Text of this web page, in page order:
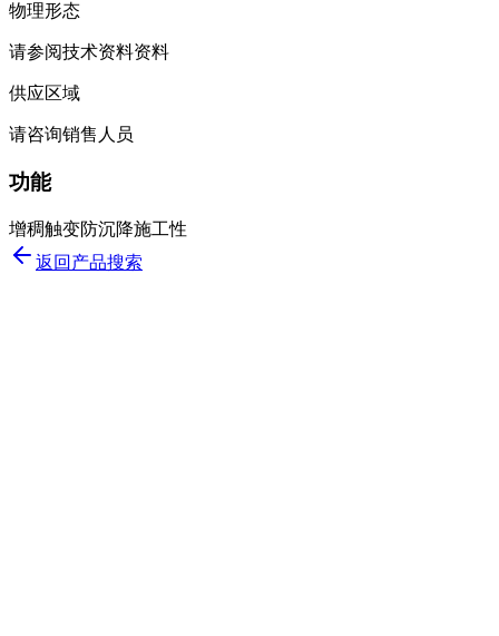
物理形态
请参阅技术资料资料
供应区域
请咨询销售人员
功能
增稠触变防沉降施工性
返回产品搜索